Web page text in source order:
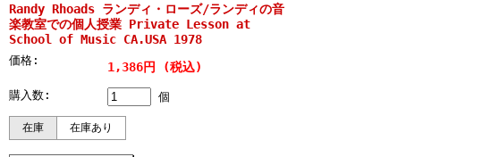
Randy Rhoads ランディ・ローズ/ランディの音
楽教室での個人授業 Private Lesson at
School of Music CA.USA 1978
価格: 1,386円 (税込)
購入数: 個
在庫 在庫あり